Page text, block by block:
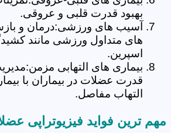
بهبود قدرت قلبی و عروقی.
آسیب های ورزشی:درمان و
های متداول ورزشی مانند
اسپرین.
بیماری های التهابی
قدرت عضلات در بیماران با
التهاب مفاصل.
مهم ترین فواید فیزیوتراپی